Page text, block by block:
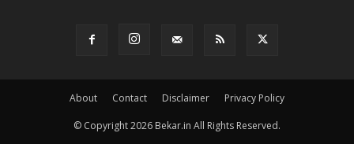
About Contact Disclaimer Privacy Policy
© Copyright 2026 Bekar.in All Rights Reserved.